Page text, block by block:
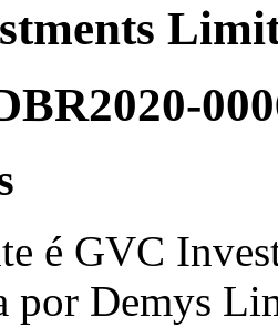
é GVC
por Demys